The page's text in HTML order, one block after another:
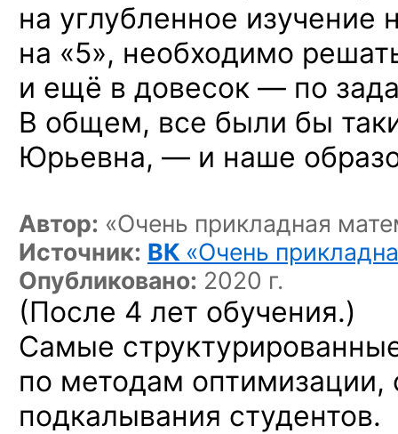
на углубленное изучение
на «5», необходимо
и ещё в довесок — по
В общем, все были бы
Юрьевна, — и наше
Автор: «Очень прикладная
Источник: ВК «Очень
Опубликовано: 2020 г.
(После 4 лет обучения.)
Самые
по методам оптимизации,
подкалывания студентов.